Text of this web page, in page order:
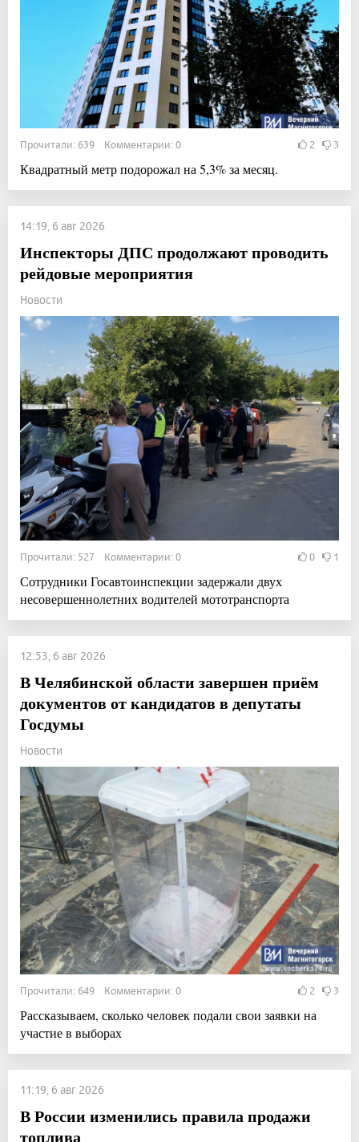
Прочитали: 639 Комментарии: 0 2 3
Квадратный метр подорожал на 5,3% за месяц.
14:19, 6 авг 2026
Инспекторы ДПС продолжают проводить
рейдовые мероприятия
Новости
Прочитали: 527 Комментарии: 0 0 1
Сотрудники Госавтоинспекции задержали двух
несовершеннолетних водителей мототранспорта
12:53, 6 авг 2026
В Челябинской области завершен приём
документов от кандидатов в депутаты
Госдумы
Новости
Прочитали: 649 Комментарии: 0 2 3
Рассказываем, сколько человек подали свои заявки на
участие в выборах
11:19, 6 авг 2026
В России изменились правила продажи
топлива